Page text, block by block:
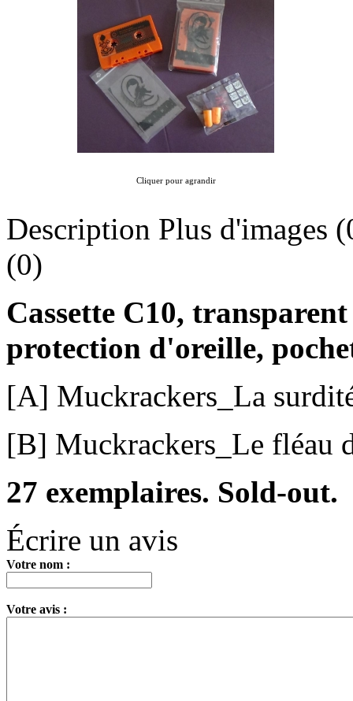
Cliquer pour agrandir
Description Plus d'images
(0)
Cassette C10,
protection d'oreille,
[A] Muckrackers_La
[B] Muckrackers_Le fléau
27 exemplaires. Sold-out.
Écrire un avis
Votre nom :
Votre avis :